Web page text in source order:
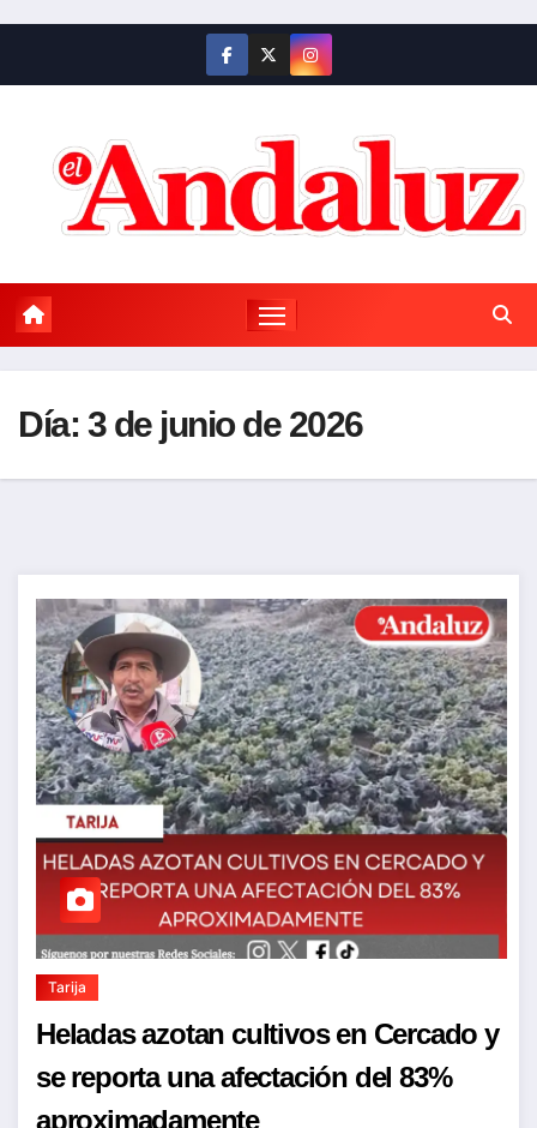
contenido
Día: 3 de junio de 2026
Tarija
Heladas azotan cultivos en Cercado y
se reporta una afectación del 83%
aproximadamente